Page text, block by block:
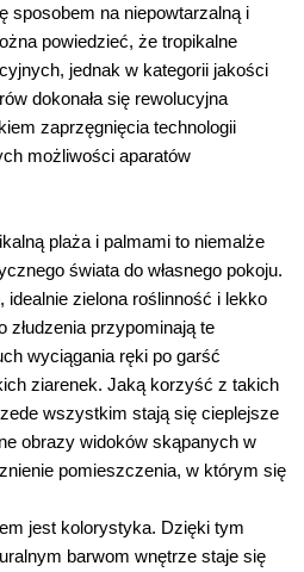
sposobem na niepowtarzalną i
powiedzieć, że tropikalne
jednak w kategorii jakości
dokonała się rewolucyjna
zaprzęgnięcia technologii
możliwości aparatów
plaża i palmami to niemalże
świata do własnego pokoju.
idealnie zielona roślinność i lekko
złudzenia przypominają te
wyciągania ręki po garść
ziarenek. Jaką korzyść z takich
wszystkim stają się cieplejsze
obrazy widoków skąpanych w
pomieszczenia, w którym się
jest kolorystyka. Dzięki tym
barwom wnętrze staje się